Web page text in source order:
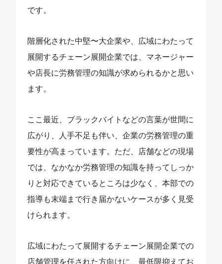
です。
階層化された中堅〜大企業や、広域にわたって
展開するチェーン展開企業では、マネージャー
や店長に労務管理の知識が求められるかと思い
ます。
ここ最近、ブラックバイトなどの言葉が世間に
広がり、人手不足も伴い、企業の労務管理の重
要性が高まっています。ただ、店舗などの現場
では、なかなか労務管理の知識を持ってしっか
りと対応できているところは少なく、本部での
指導も末端まで行き届かないケースが多く見受
けられます。
広域にわたって展開するチェーン展開企業での
店舗管理を任された方向けに、最低限抑えてお